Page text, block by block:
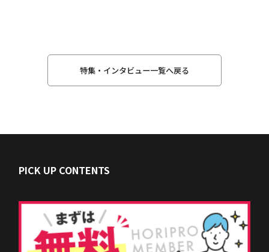
特集・インタビュー一覧へ戻る
PICK UP CONTENTS